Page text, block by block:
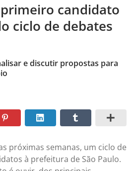
candidato
ciclo de debates
e discutir propostas para
próximas semanas, um ciclo de
à prefeitura de São Paulo.